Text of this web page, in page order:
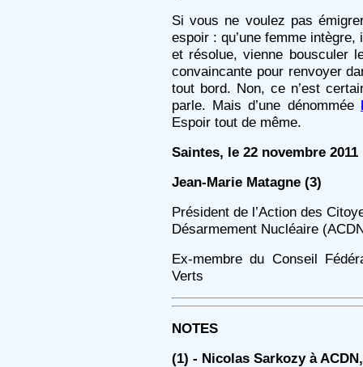
Si vous ne voulez pas
espoir : qu’une femme
et résolue, vienne bousculer
convaincante pour renvoyer
tout bord. Non, ce n’est
parle. Mais d’une dénommée
Espoir tout de même.
Saintes, le 22 novembre 2011
Jean-Marie Matagne (3)
Président de l’Action des
Désarmement Nucléaire
Ex-membre du Conseil
Verts
NOTES
(1) - Nicolas Sarkozy à